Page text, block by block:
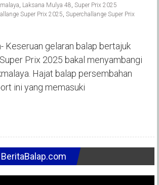
Laksana Mulya 48 Super Prix 2025
Super Prix 2025 Superchallange Super Prix
Keseruan gelaran balap bertajuk
Prix 2025 bakal menyambangi
Hajat balap persembahan
ini yang memasuki